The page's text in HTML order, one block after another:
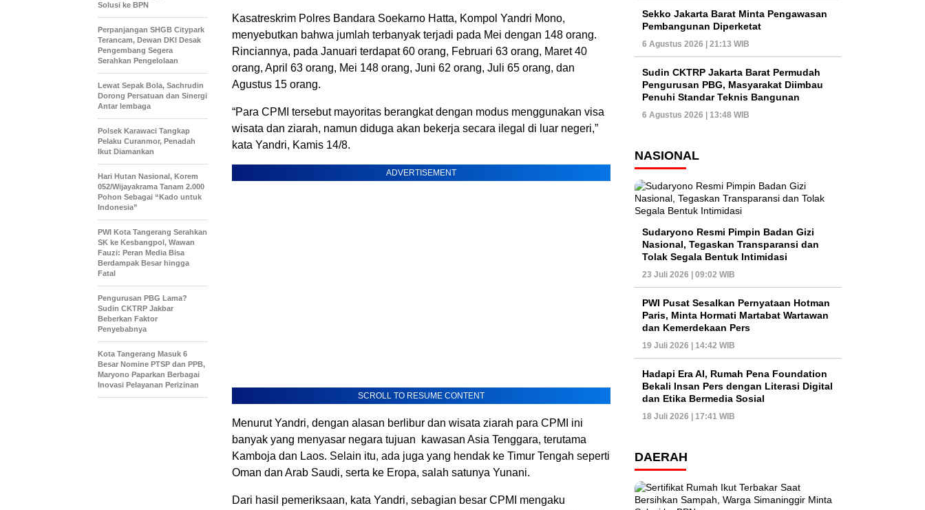
Kasatreskrim Polres Bandara Soekarno Hatta, Kompol Yandri Mono,
menyebutkan bahwa jumlah terbanyak terjadi pada Mei dengan 148 orang.
Rinciannya, pada Januari terdapat 60 orang, Februari 63 orang, Maret 40
orang, April 63 orang, Mei 148 orang, Juni 62 orang, Juli 65 orang, dan
Agustus 15 orang.
“Para CPMI tersebut mayoritas berangkat dengan modus menggunakan visa
wisata dan ziarah, namun diduga akan bekerja secara ilegal di luar negeri,”
kata Yandri, Kamis 14/8.
ADVERTISEMENT
SCROLL TO RESUME CONTENT
Menurut Yandri, dengan alasan berlibur dan wisata ziarah para CPMI ini
banyak yang menyasar negara tujuan kawasan Asia Tenggara, terutama
Kamboja dan Laos. Selain itu, ada juga yang hendak ke Timur Tengah seperti
Oman dan Arab Saudi, serta ke Eropa, salah satunya Yunani.
Dari hasil pemeriksaan, kata Yandri, sebagian besar CPMI mengaku
Solusi ke BPN
Perpanjangan SHGB Citypark
Terancam, Dewan DKI Desak
Pengembang Segera
Serahkan Pengelolaan
Lewat Sepak Bola, Sachrudin
Dorong Persatuan dan Sinergi
Antar lembaga
Polsek Karawaci Tangkap
Pelaku Curanmor, Penadah
Ikut Diamankan
Hari Hutan Nasional, Korem
052/Wijayakrama Tanam 2.000
Pohon Sebagai “Kado untuk
Indonesia”
PWI Kota Tangerang Serahkan
SK ke Kesbangpol, Wawan
Fauzi: Peran Media Bisa
Berdampak Besar hingga
Fatal
Pengurusan PBG Lama?
Sudin CKTRP Jakbar
Beberkan Faktor
Penyebabnya
Kota Tangerang Masuk 6
Besar Nomine PTSP dan PPB,
Maryono Paparkan Berbagai
Inovasi Pelayanan Perizinan
Sekko Jakarta Barat Minta Pengawasan
Pembangunan Diperketat
6 Agustus 2026 | 21:13 WIB
Sudin CKTRP Jakarta Barat Permudah
Pengurusan PBG, Masyarakat Diimbau
Penuhi Standar Teknis Bangunan
6 Agustus 2026 | 13:48 WIB
NASIONAL
Sudaryono Resmi Pimpin Badan Gizi
Nasional, Tegaskan Transparansi dan
Tolak Segala Bentuk Intimidasi
23 Juli 2026 | 09:02 WIB
PWI Pusat Sesalkan Pernyataan Hotman
Paris, Minta Hormati Martabat Wartawan
dan Kemerdekaan Pers
19 Juli 2026 | 14:42 WIB
Hadapi Era AI, Rumah Pena Foundation
Bekali Insan Pers dengan Literasi Digital
dan Etika Bermedia Sosial
18 Juli 2026 | 17:41 WIB
DAERAH